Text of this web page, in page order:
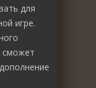
для
игре.
сможет